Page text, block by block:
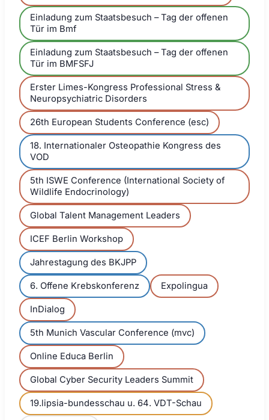
Einladung zum Staatsbesuch – Tag der offenen
Tür im Bmf
Einladung zum Staatsbesuch – Tag der offenen
Tür im BMFSFJ
Erster Limes-Kongress Professional Stress &
Neuropsychiatric Disorders
26th European Students Conference (esc)
18. Internationaler Osteopathie Kongress des
VOD
5th ISWE Conference (International Society of
Wildlife Endocrinology)
Global Talent Management Leaders
ICEF Berlin Workshop
Jahrestagung des BKJPP
6. Offene Krebskonferenz Expolingua
InDialog
5th Munich Vascular Conference (mvc)
Online Educa Berlin
Global Cyber Security Leaders Summit
19.lipsia-bundesschau u. 64. VDT-Schau